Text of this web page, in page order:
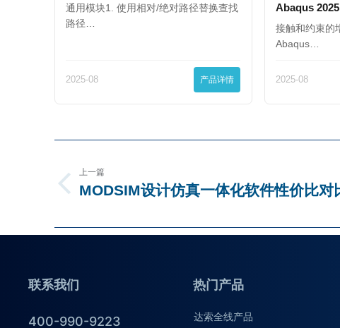
通用模块1. 使用相对/绝对路径替换查找
路径…
2025-08 产品详情
Abaqus
接触和约束的
Abaqus…
2025-08
上一篇
MODSIM设计仿真一体化软件性价比对
联系我们
400-990-9223
热门产品
达索全线产品